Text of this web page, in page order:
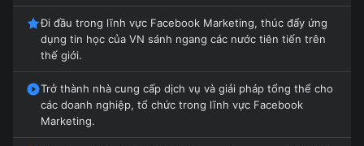
Đi đầu trong lĩnh vực Facebook Marketing, thúc đẩy ứng
dụng tin học của VN sánh ngang các nước tiên tiến trên
thế giới.
Trở thành nhà cung cấp dịch vụ và giải pháp tổng thể cho
các doanh nghiệp, tổ chức trong lĩnh vực Facebook
Marketing.